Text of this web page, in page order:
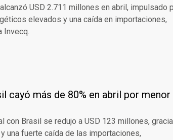
USD 2.711 millones en abril, impulsado
elevados y una caída en importaciones,
Invecq.
cayó más de 80% en abril por menor
con Brasil se redujo a USD 123 millones,
una fuerte caída de las importaciones,